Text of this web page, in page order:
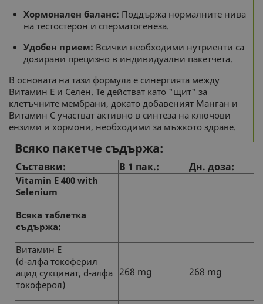
Хормонален баланс: Поддържа нормалните нива
на тестостерон и сперматогенеза.
Удобен прием: Всички необходими нутриенти са
дозирани прецизно в индивидуални пакетчета.
В основата на тази формула е синергията между
Витамин Е и Селен. Те действат като "щит" за
клетъчните мембрани, докато добавеният Манган и
Витамин С участват активно в синтеза на ключови
ензими и хормони, необходими за мъжкото здраве.
Всяко пакетче съдържа:
Съставки: В 1 пак.: Дн. доза:
Vitamin E 400 with
Selenium
Всяка таблетка
съдържа:
Витамин Е
(d-алфа токоферил
ацид сукцинат, d-алфа
токоферол)
268 mg 268 mg